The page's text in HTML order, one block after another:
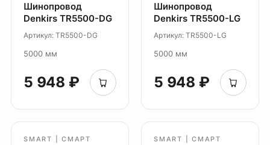
Шинопровод
Denkirs TR5500-DG
Артикул: TR5500-DG
5000 мм
5 948 ₽
Шинопровод
Denkirs TR5500-LG
Артикул: TR5500-LG
5000 мм
5 948 ₽
SMART | СМАРТ SMART | СМАРТ
Модуль Slim LED
Система Smart
Система Air
Система Belty
Светильники Flex